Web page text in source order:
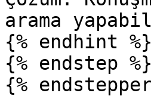
arama
{% endhint %}
{% endstep %}
{%